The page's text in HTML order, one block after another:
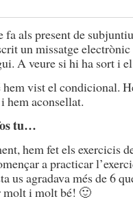
fa als present de
un missatge
A veure si hi ha sort i
hem vist el condicional.
hem aconsellat.
tu…
hem fet els exercicis
a practicar
us agradava més de 6
molt i molt bé! 🙂